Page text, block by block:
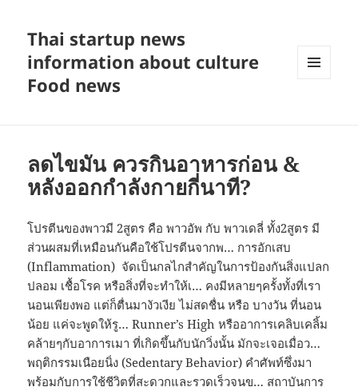
Thai startup news
information about culture
Food news
ลดไขมัน ควรกินอาหารก่อน &
หลังออกกำลังกายกี่นาที?
โปรตีนของพาวมี 2สูตร คือ พาวอัพ กับ พาวเดลี่ ทั้ง2สูตร มี
ส่วนผสมที่เหมือนกันคือใช้โปรตีนจากพ… การอักเสบ
(Inflammation) จัดเป็นกลไกสำคัญในการป้องกันสิ่งแปลก
ปลอม เชื้อโรค หรือสิ่งที่จะทำให้เ… คงมีหลายๆครั้งทั้งที่เรา
นอนเพียงพอ แต่ก็ตื่นมางัวเงีย ไม่สดชื่น หรือ บางวัน ที่นอน
น้อย แค่จะพูดให้รู… Runner’s High หรืออาการเคลิบเคลิ้ม
คล้ายๆกับอาการเมา ที่เกิดขึ้นกับนักวิ่งนั้น มักจะเจอเมื่อว…
พฤติกรรมเนือยนิ่ง (Sedentary Behavior) คำศัพท์ซึ่งมา
พร้อมกับการใช้ชีวิตที่สะดวกและรวดเร็วจนข… สถาบันการ